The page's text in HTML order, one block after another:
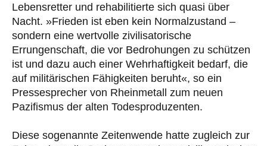
Lebensretter und rehabilitierte sich quasi über
Nacht. »Frieden ist eben kein Normalzustand –
sondern eine wertvolle zivilisatorische
Errungenschaft, die vor Bedrohungen zu schützen
ist und dazu auch einer Wehrhaftigkeit bedarf, die
auf militärischen Fähigkeiten beruht«, so ein
Pressesprecher von Rheinmetall zum neuen
Pazifismus der alten Todesproduzenten.
Diese sogenannte Zeitenwende hatte zugleich zur